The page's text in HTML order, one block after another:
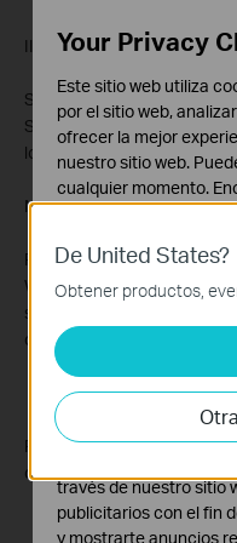
II por PIN
Si el adaptador
Setup y el método del PIN,
los dos métodos siguientes.
Método 1 Introduzca el
Paso 1 Ingresar la utilidad
Wireless (Inalámbrico) 11N,
siguiente pantalla. Por
código PIN del router es
Paso 2 Haga doble clic en
clic en el botón Siguiente.
De United States?
Obtener productos,
Your Privacy
Este sitio web utiliza
por el sitio web,
ofrecer la mejor
nuestro sitio web.
cualquier momento.
Cookies Básicas
Estas cookies son
del sitio web y no
Cookies de Análisis y
Las cookies de
actividades en nuestro
adaptar la
través de nuestro sitio
publicitarios con el fin
y mostrarte anuncios